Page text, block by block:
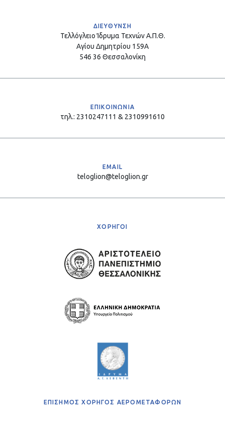
ΔΙΕΥΘΥΝΣΗ
Τελλόγλειο Ίδρυμα Τεχνών Α.Π.Θ.
Αγίου Δημητρίου 159Α
546 36 Θεσσαλονίκη
ΕΠΙΚΟΙΝΩΝΙΑ
τηλ.: 2310247111 & 2310991610
EMAIL
teloglion@teloglion.gr
ΧΟΡΗΓΟΙ
ΕΠΙΣΗΜΟΣ ΧΟΡΗΓΟΣ ΑΕΡΟΜΕΤΑΦΟΡΩΝ